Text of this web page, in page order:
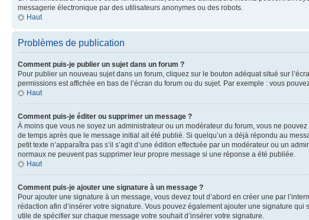
messagerie électronique par des utilisateurs anonymes ou des robots.
Haut
Problèmes de publication
Comment puis-je publier un sujet dans un forum ?
Pour publier un nouveau sujet dans un forum, cliquez sur le bouton adéquat situé sur
permissions est affichée en bas de l’écran du forum ou du sujet. Par exemple : vous
Haut
Comment puis-je éditer ou supprimer un message ?
À moins que vous ne soyez un administrateur ou un modérateur du forum, vous ne
de temps après que le message initial ait été publié. Si quelqu’un a déjà répondu au
petit texte n’apparaîtra pas s’il s’agit d’une édition effectuée par un modérateur ou un
normaux ne peuvent pas supprimer leur propre message si une réponse a été publiée.
Haut
Comment puis-je ajouter une signature à un message ?
Pour ajouter une signature à un message, vous devez tout d’abord en créer une par
rédaction afin d’insérer votre signature. Vous pouvez également ajouter une signature
utile de spécifier sur chaque message votre souhait d’insérer votre signature.